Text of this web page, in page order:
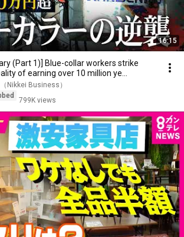
16:15
(Part 1)] Blue-collar workers strike
of earning over 10 million ye...
Nikkei Business）
799K views